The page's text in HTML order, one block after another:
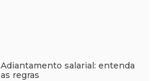
Adiantamento salarial: entenda
as regras